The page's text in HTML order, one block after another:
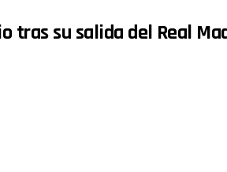
tras su salida del Real